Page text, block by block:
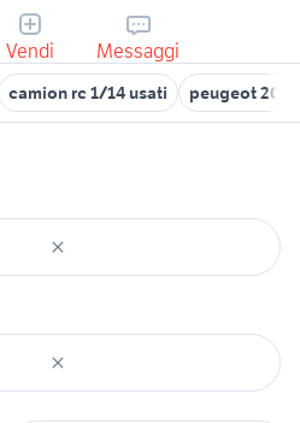
Vendi Messaggi
camion rc 1/14 usati peugeot 206